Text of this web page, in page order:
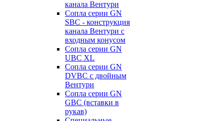
канала Вентури
Сопла серии GN
SBC - конструкция
канала Вентури c
входным конусом
Сопла серии GN
UBC XL
Сопла серии GN
DVBC с двойным
Вентури
Сопла серии GN
GBC (вставки в
рукав)